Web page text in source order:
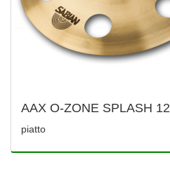
AAX O-ZONE SPLASH 12
piatto